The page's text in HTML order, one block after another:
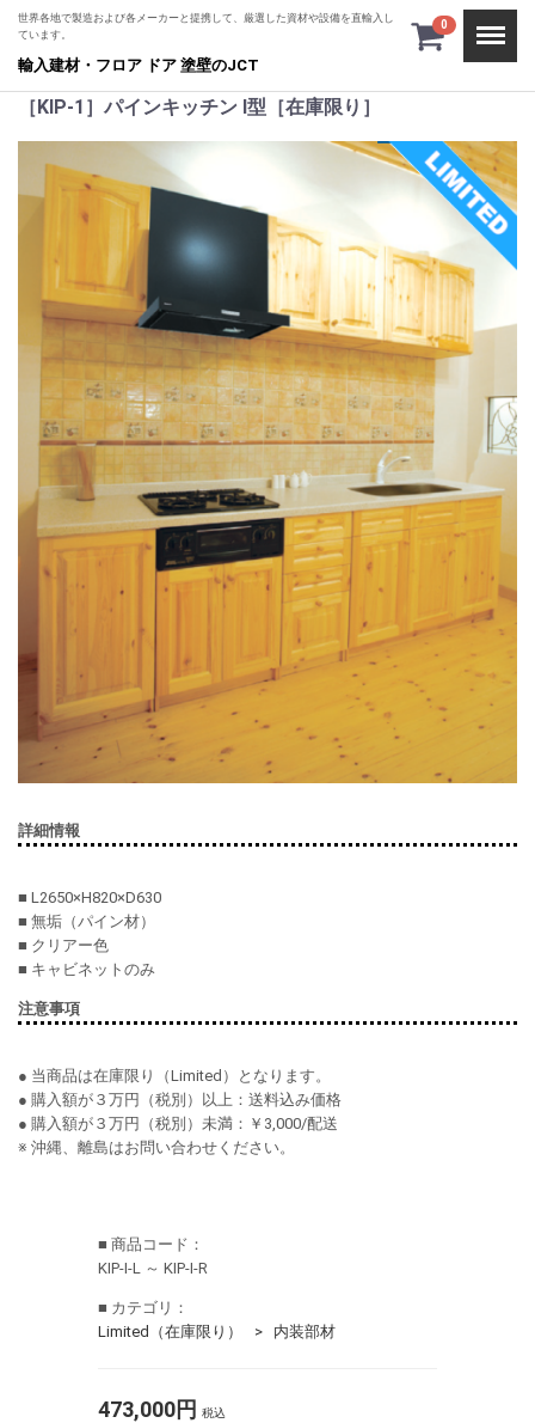
世界各地で製造および各メーカーと提携して、厳選した資材や設備を直輸入し
ています。
輸入建材・フロア ドア 塗壁のJCT
0
［KIP-1］パインキッチン I型［在庫限り］
詳細情報
■ L2650×H820×D630
■ 無垢（パイン材）
■ クリアー色
■ キャビネットのみ
注意事項
● 当商品は在庫限り（Limited）となります。
● 購入額が３万円（税別）以上：送料込み価格
● 購入額が３万円（税別）未満：￥3,000/配送
※ 沖縄、離島はお問い合わせください。
■ 商品コード：
KIP-I-L ～ KIP-I-R
■ カテゴリ：
Limited（在庫限り）
内装部材
473,000円 税込